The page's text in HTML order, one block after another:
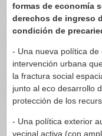
formas de economía
derechos de ingreso
condición de
- Una nueva política
intervención urbana
la fractura social
junto al eco desarrollo
protección de los
- Una política exterior
vecinal activa (con